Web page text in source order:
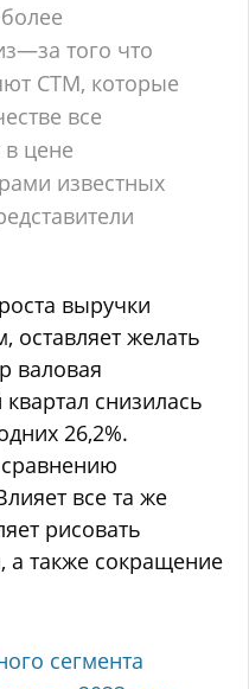
того что
СТМ, которые
все
цене
известных
выручки
оставляет желать
валовая
снизилась
26,2%.
все та же
рисовать
также сокращение
сегмента